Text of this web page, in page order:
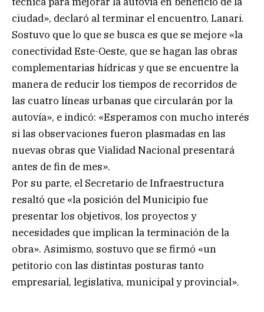
ciudad», declaró al terminar el encuentro, Lanari.
Sostuvo que lo que se busca es que se mejore «la
conectividad Este-Oeste, que se hagan las obras
complementarias hídricas y que se encuentre la
manera de reducir los tiempos de recorridos de
las cuatro líneas urbanas que circularán por la
autovía», e indicó: «Esperamos con mucho interés
si las observaciones fueron plasmadas en las
nuevas obras que Vialidad Nacional presentará
antes de fin de mes».
Por su parte, el Secretario de Infraestructura
resaltó que «la posición del Municipio fue
presentar los objetivos, los proyectos y
necesidades que implican la terminación de la
obra». Asimismo, sostuvo que se firmó «un
petitorio con las distintas posturas tanto
empresarial, legislativa, municipal y provincial».